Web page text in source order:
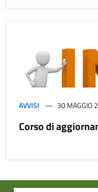
AVVISI 30 MAGGIO
Corso di